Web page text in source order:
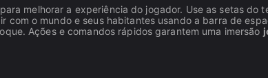
melhorar a experiência do jogador. Use as setas do
com o mundo e seus habitantes usando a barra de
Ações e comandos rápidos garantem uma imersão